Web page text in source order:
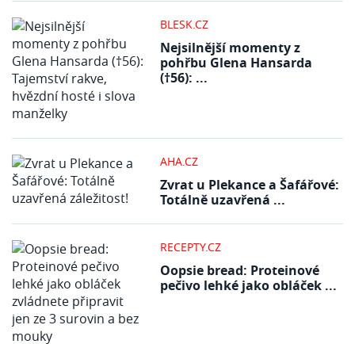
BLESK.CZ
Nejsilnější momenty z
pohřbu Glena Hansarda
(†56): ...
AHA.CZ
Zvrat u Plekance a Šafářové:
Totálně uzavřená ...
RECEPTY.CZ
Oopsie bread: Proteinové
pečivo lehké jako obláček ...